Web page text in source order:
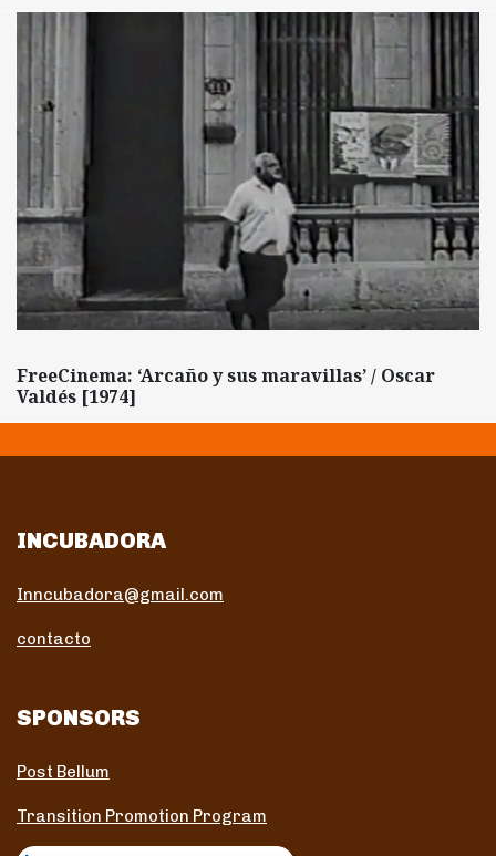
FreeCinema: ‘Arcaño y sus maravillas’ / Oscar
Valdés [1974]
INCUBADORA
Inncubadora@gmail.com
contacto
SPONSORS
Post Bellum
Transition Promotion Program